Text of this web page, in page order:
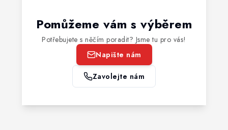
Pomůžeme vám s výběrem
Potřebujete s něčím poradit? Jsme tu pro vás!
Napište nám
Zavolejte nám